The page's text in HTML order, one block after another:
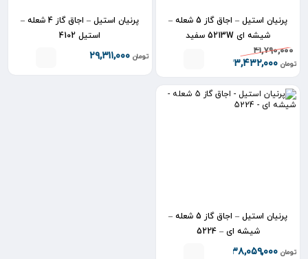
پرنیان استیل – اجاق گاز 5 شعله –
شیشه ای 5213W سفید
تومان ۳۳,۴۳۲,۰۰۰
پرنیان استیل – اجاق گاز 4 شعله –
استیل 4102
تومان ۲۹,۳۱۱,۰۰۰
پرنیان استیل – اجاق گاز 5 شعله –
شیشه ای – 5224
تومان ۳۸,۰۵۹,۰۰۰